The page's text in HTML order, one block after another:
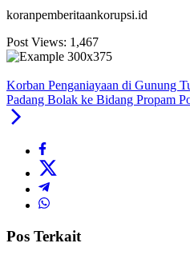
koranpemberitaankorupsi.id
Post Views: 1,467
Korban Penganiayaan di Gunung
Padang Bolak ke Bidang Propam
Pos Terkait